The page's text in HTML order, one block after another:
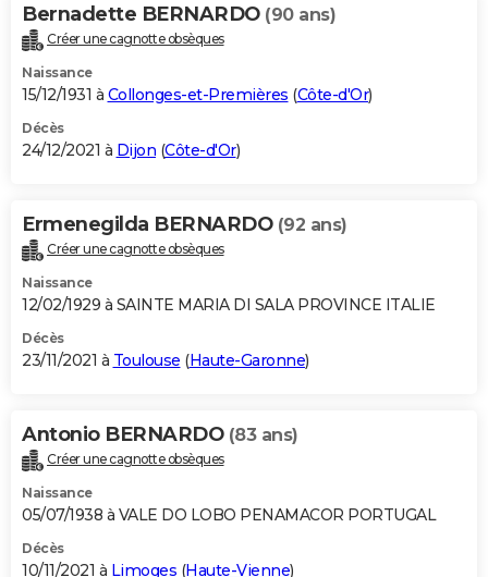
Bernadette BERNARDO (90 ans)
Créer une cagnotte obsèques
Naissance
15/12/1931 à Collonges-et-Premières (Côte-d'Or)
Décès
24/12/2021 à Dijon (Côte-d'Or)
Ermenegilda BERNARDO (92 ans)
Créer une cagnotte obsèques
Naissance
12/02/1929 à SAINTE MARIA DI SALA PROVINCE ITALIE
Décès
23/11/2021 à Toulouse (Haute-Garonne)
Antonio BERNARDO (83 ans)
Créer une cagnotte obsèques
Naissance
05/07/1938 à VALE DO LOBO PENAMACOR PORTUGAL
Décès
10/11/2021 à Limoges (Haute-Vienne)